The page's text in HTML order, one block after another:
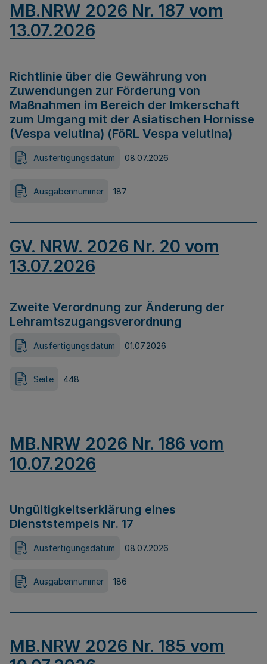
MB.NRW 2026 Nr. 187 vom
13.07.2026
Richtlinie über die Gewährung von
Zuwendungen zur Förderung von
Maßnahmen im Bereich der Imkerschaft
zum Umgang mit der Asiatischen Hornisse
(Vespa velutina) (FöRL Vespa velutina)
Ausfertigungsdatum 08.07.2026
Ausgabennummer 187
GV. NRW. 2026 Nr. 20 vom
13.07.2026
Zweite Verordnung zur Änderung der
Lehramtszugangsverordnung
Ausfertigungsdatum 01.07.2026
Seite 448
MB.NRW 2026 Nr. 186 vom
10.07.2026
Ungültigkeitserklärung eines
Dienststempels Nr. 17
Ausfertigungsdatum 08.07.2026
Ausgabennummer 186
MB.NRW 2026 Nr. 185 vom